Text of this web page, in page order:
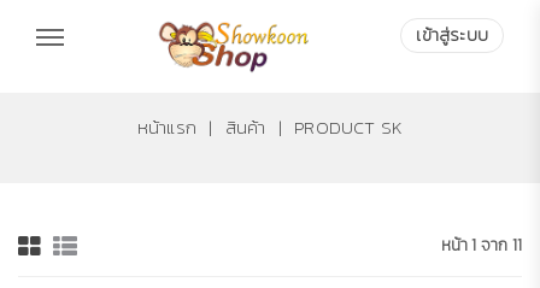
เข้าสู่ระบบ
เข้าสู่ระบบ
หน้าแรก | สินค้า | PRODUCT SK
หน้า 1 จาก 11